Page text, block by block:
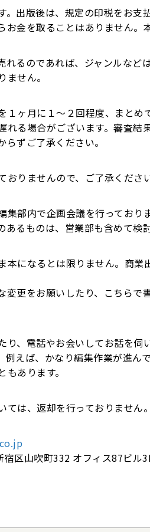
出版後は、規定の印税をお支
お金を取ることはありません。
れるのであれば、ジャンルな
せん。
１ヶ月に１～２回程度、まと
れる場合がございます。審査
ずご了承ください。
りませんので、ご了承ください
集部内で企画会議を行ってお
るものは、営業部も含めて検
本になるとは限りません。商
更をお願いしたり、こちら
り、電話やお会いしてお話を
えば、かなり編集作業が進
あります。
は、返却を行っておりません
区山吹町332 オフィス87ビル